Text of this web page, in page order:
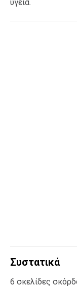
υγεία.
Συστατικά
6 σκελίδες